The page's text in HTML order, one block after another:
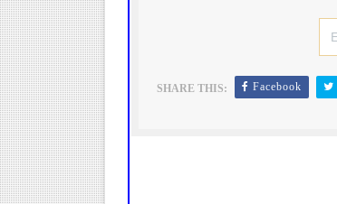
SHARE THIS: Facebook